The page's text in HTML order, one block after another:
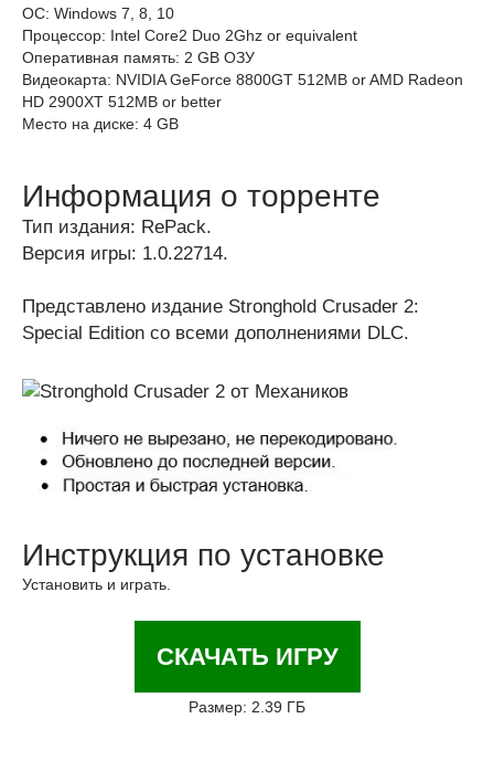
ОС: Windows 7, 8, 10
Процессор: Intel Core2 Duo 2Ghz or equivalent
Оперативная память: 2 GB ОЗУ
Видеокарта: NVIDIA GeForce 8800GT 512MB or AMD Radeon
HD 2900XT 512MB or better
Место на диске: 4 GB
Информация о торренте
Тип издания: RePack.
Версия игры: 1.0.22714.
Представлено издание Stronghold Crusader 2:
Special Edition со всеми дополнениями DLC.
Инструкция по установке
Установить и играть.
СКАЧАТЬ ИГРУ
Размер: 2.39 ГБ